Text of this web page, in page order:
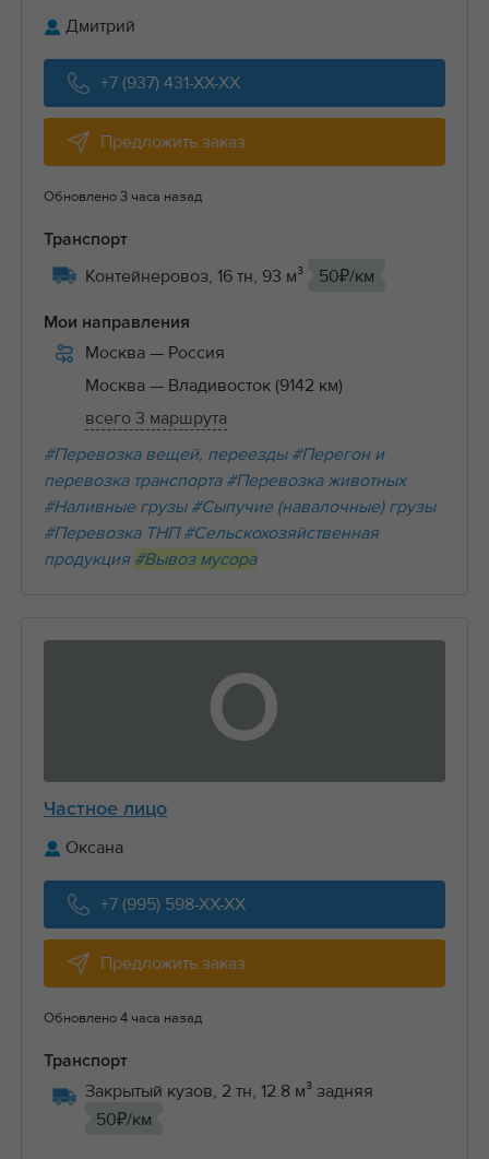
Дмитрий
+7 (937) 431-XX-XX
Предложить заказ
Обновлено 3 часа назад
Транспорт
Контейнеровоз, 16 тн, 93 м³ 50₽/км
Мои направления
Москва — Россия
Москва — Владивосток (9142 км)
всего 3 маршрута
#Перевозка вещей, переезды #Перегон и
перевозка транспорта #Перевозка животных
#Наливные грузы #Сыпучие (навалочные) грузы
#Перевозка ТНП #Сельскохозяйственная
продукция #Вывоз мусора
О
Частное лицо
Оксана
+7 (995) 598-XX-XX
Предложить заказ
Обновлено 4 часа назад
Транспорт
Закрытый кузов, 2 тн, 12.8 м³ задняя
50₽/км